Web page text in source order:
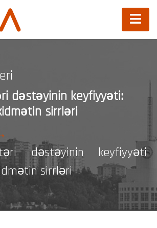
dəstəyinin keyfiyyəti:
sirrləri
dəstəyinin keyfiyyəti:
sirrləri